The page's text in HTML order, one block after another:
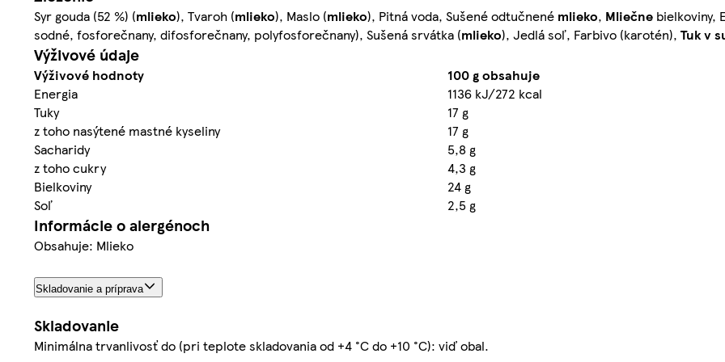
Syr gouda (52 %) (mlieko), Tvaroh (mlieko), Maslo (mlieko), Pitná voda, Sušené odtučnené mlieko, Mliečne bielkoviny,
sodné, fosforečnany, difosforečnany, polyfosforečnany), Sušená srvátka (mlieko), Jedlá soľ, Farbivo (karotén), Tuk v
Výživové údaje
Výživové hodnoty
100 g obsahuje
Energia
1136 kJ/272 kcal
Tuky
17 g
z toho nasýtené mastné kyseliny
17 g
Sacharidy
5,8 g
z toho cukry
4,3 g
Bielkoviny
24 g
Soľ
2,5 g
Informácie o alergénoch
Obsahuje: Mlieko
Skladovanie a príprava
Skladovanie
Minimálna trvanlivosť do (pri teplote skladovania od +4 °C do +10 °C): viď obal.